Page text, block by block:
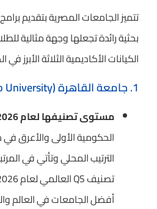
تتميز الجامعات المصرية بتقديم
بحثية رائدة تجعلها وجهة مثالية
الكيانات الأكاديمية الثلاثة الأبرز في
1. جامعة القاهرة (Cairo University)
مستوى تصنيفها لعام 2026:
الحكومية الأولى والأعرق
الترتيب المحلي وتأتي في
أفضل الجامعات في العالم